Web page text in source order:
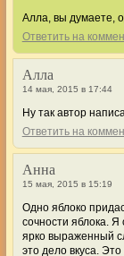
Алла, вы думаете,
Ответить на
Алла
14 мая, 2015 в 17:44
Ну так автор
Ответить на
Анна
15 мая, 2015 в 15:19
Одно яблоко
сочности яблока. Я
ярко выраженный
это дело вкуса.